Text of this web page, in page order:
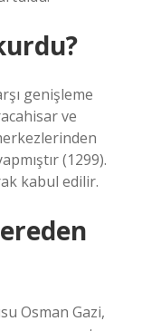
genişleme
ve
(1299).
kabul edilir.
Osman Gazi,